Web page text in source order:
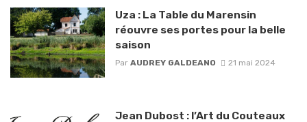
Uza : La Table du Marensin
réouvre ses portes pour la belle
saison
Par AUDREY GALDEANO 21 mai 2024
Jean Dubost : l’Art du Couteaux